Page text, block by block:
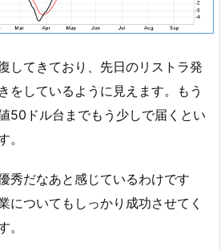
してきており、先日のリストラ発
をしているように見えます。もう
50ドル台までもう少しで届くとい
。
秀だなあと感じているわけです
についてもしっかり成功させてく
。